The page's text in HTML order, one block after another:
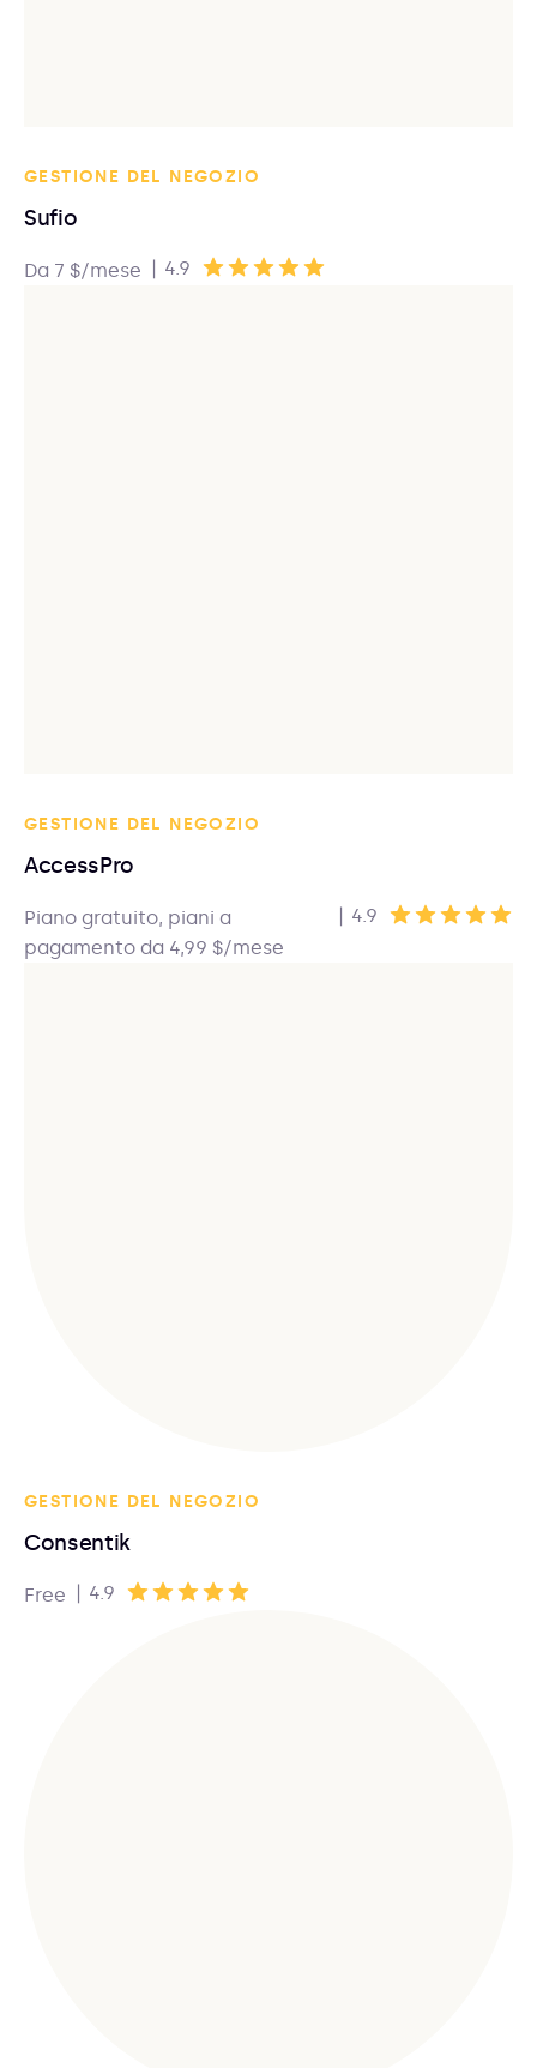
GESTIONE DEL NEGOZIO
Sufio
Da 7 $/mese | 4.9
GESTIONE DEL NEGOZIO
AccessPro
Piano gratuito, piani a
pagamento da 4,99 $/mese
| 4.9
GESTIONE DEL NEGOZIO
Consentik
Free | 4.9